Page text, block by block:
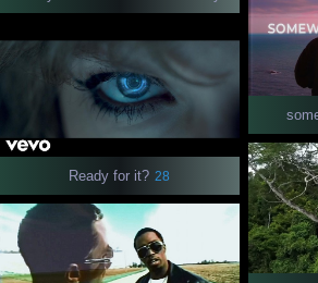
Ready for it? 28